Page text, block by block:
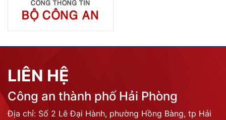
LIÊN HỆ
Công an thành phố Hải Phòng
Địa chỉ: Số 2 Lê Đại Hành, phường Hồng Bàng, tp Hải